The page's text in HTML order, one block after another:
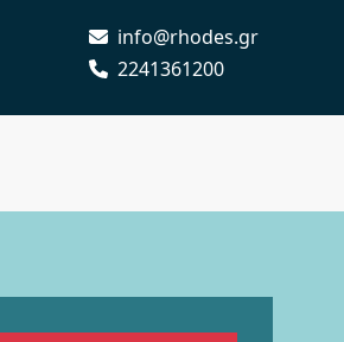
info@rhodes.gr
2241361200